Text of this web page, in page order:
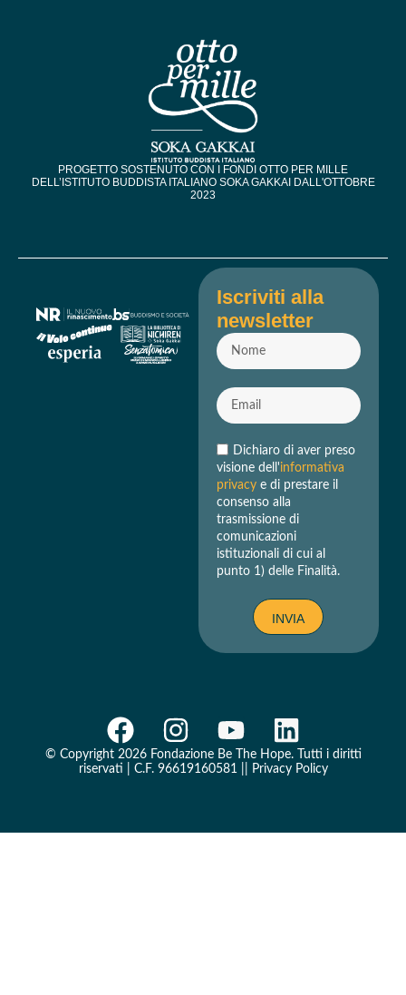
PROGETTO SOSTENUTO CON I FONDI OTTO PER MILLE
DELL’ISTITUTO BUDDISTA ITALIANO SOKA GAKKAI DALL'OTTOBRE
2023​
Iscriviti alla
newsletter
Dichiaro di aver preso
visione dell'informativa
privacye di prestare il
consenso alla
trasmissione di
comunicazioni
istituzionali di cui al
punto 1) delle Finalità.
INVIA
© Copyright 2026 Fondazione Be The Hope. Tutti i diritti
riservati | C.F. 96619160581 ||
Privacy Policy